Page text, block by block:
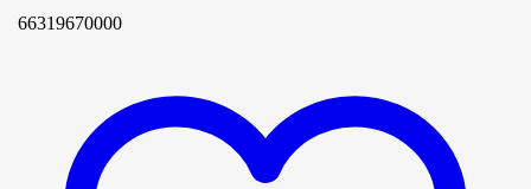
66319670000